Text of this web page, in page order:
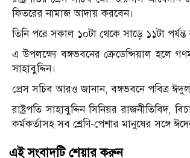
ফিতরের নামাজ আদায় করবেন।
তিনি পরে সকাল ১০টা থেকে সাড়ে ১১টা
এ উপলক্ষ্যে বঙ্গভবনের ক্রেডেন্সিয়াল হলে
সাহাবুদ্দিন।
প্রেস সচিব আরও জানান, বঙ্গভবনে পবিত্র
রাষ্ট্রপতি সাহাবুদ্দিন সিনিয়র
কর্মকর্তাসহ সব শ্রেণি-পেশার মানুষের সঙ্গে
এই সংবাদটি শেয়ার করুন